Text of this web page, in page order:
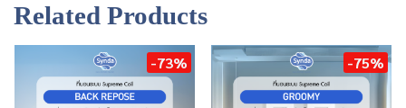
Related Products
-73% -75%